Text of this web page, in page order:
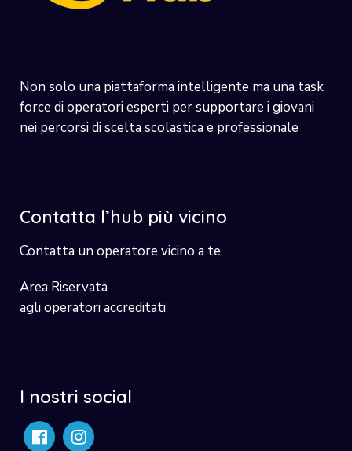
Non solo una piattaforma intelligente ma una task
force di operatori esperti per supportare i giovani
nei percorsi di scelta scolastica e professionale
Contatta l’hub più vicino
Contatta un operatore vicino a te
Area Riservata
agli operatori accreditati
I nostri social